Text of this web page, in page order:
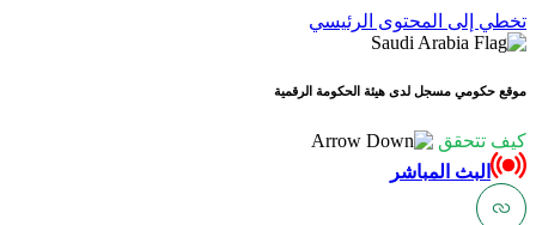
تخطي إلى المحتوى الرئيسي
موقع حكومي مسجل لدى هيئة الحكومة الرقمية
كيف تتحقق
البث المباشر